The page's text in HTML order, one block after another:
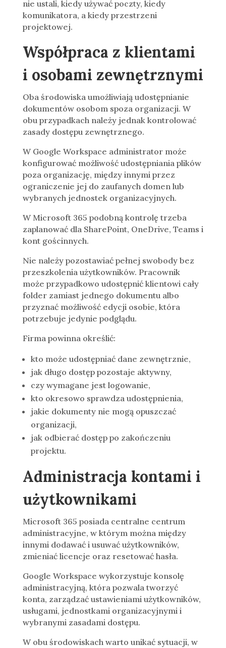
nie ustali, kiedy używać poczty, kiedy
komunikatora, a kiedy przestrzeni
projektowej.
Współpraca z klientami
i osobami zewnętrznymi
Oba środowiska umożliwiają udostępnianie
dokumentów osobom spoza organizacji. W
obu przypadkach należy jednak kontrolować
zasady dostępu zewnętrznego.
W Google Workspace administrator może
konfigurować możliwość udostępniania plików
poza organizację, między innymi przez
ograniczenie jej do zaufanych domen lub
wybranych jednostek organizacyjnych.
W Microsoft 365 podobną kontrolę trzeba
zaplanować dla SharePoint, OneDrive, Teams i
kont gościnnych.
Nie należy pozostawiać pełnej swobody bez
przeszkolenia użytkowników. Pracownik
może przypadkowo udostępnić klientowi cały
folder zamiast jednego dokumentu albo
przyznać możliwość edycji osobie, która
potrzebuje jedynie podglądu.
Firma powinna określić:
kto może udostępniać dane zewnętrznie,
jak długo dostęp pozostaje aktywny,
czy wymagane jest logowanie,
kto okresowo sprawdza udostępnienia,
jakie dokumenty nie mogą opuszczać
organizacji,
jak odbierać dostęp po zakończeniu
projektu.
Administracja kontami i
użytkownikami
Microsoft 365 posiada centralne centrum
administracyjne, w którym można między
innymi dodawać i usuwać użytkowników,
zmieniać licencje oraz resetować hasła.
Google Workspace wykorzystuje konsolę
administracyjną, która pozwala tworzyć
konta, zarządzać ustawieniami użytkowników,
usługami, jednostkami organizacyjnymi i
wybranymi zasadami dostępu.
W obu środowiskach warto unikać sytuacji, w